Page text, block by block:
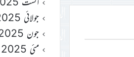
جولائی 2025
جون 2025
مئی 2025